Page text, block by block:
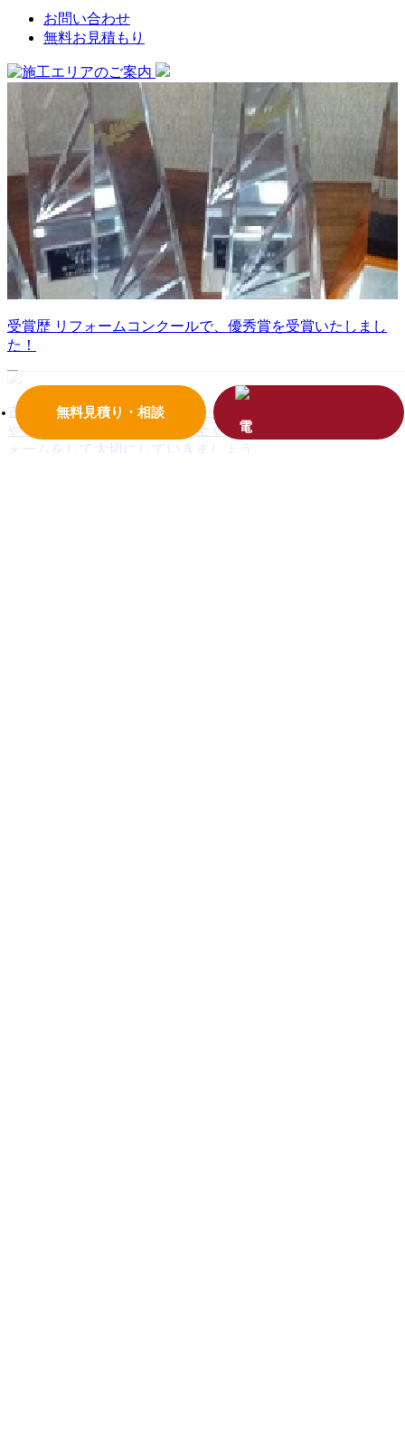
無料見積り・相談
お問い合わせ
無料お見積もり
受賞歴 リフォームコンクールで、優秀賞を受賞いたしまし
た！
古民家再生とは？ 代々住み継いできた家屋に対する愛着
や、現代の一般的な住宅とは全く違った居心地があり、リフ
ォームをして大切にしていきましょう。